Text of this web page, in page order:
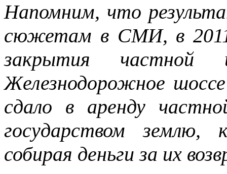
Напомним, что
сюжетам в СМИ, в 2011
закрытия частной
Железнодорожное
сдало в аренду
государством землю,
собирая деньги за их